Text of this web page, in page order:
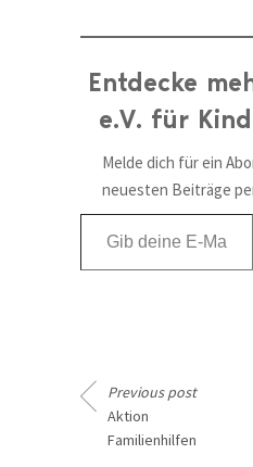
Entdecke
e.V. für
Melde dich für ein
neuesten Beiträge
Gib deine E-Mail-Adresse ein ...
Previous post
Aktion
Familienhilfen